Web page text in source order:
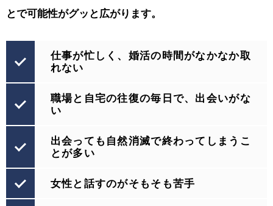
とで可能性がグッと広がります。
仕事が忙しく、婚活の時間がなかなか取
れない
職場と自宅の往復の毎日で、出会いがな
い
出会っても自然消滅で終わってしまうこ
とが多い
女性と話すのがそもそも苦手